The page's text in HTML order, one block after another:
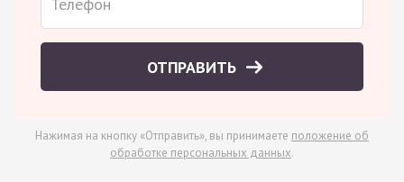
ОТПРАВИТЬ
Нажимая на кнопку «Отправить», вы принимаете положение об
обработке персональных данных.